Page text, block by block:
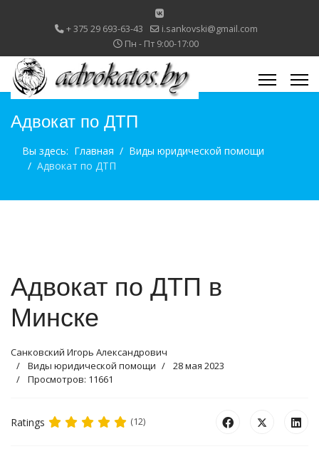
+ 375 29 693-63-43
i.sankovski@gmail.com
Пн - Пт 9:00-17:00
Адвокат по ДТП
Вы здесь: Главная
Виды юридической помощи
Адвокат по ДТП
Адвокат по ДТП в
Минске
Санковский Игорь Александрович
Виды юридической помощи
28 мая 2023
Просмотров: 11661
Ratings (12)